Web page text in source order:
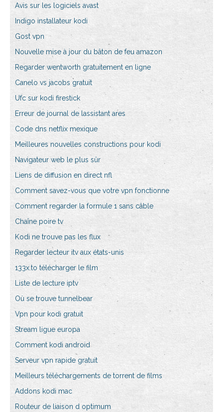
Avis sur les logiciels avast
Indigo installateur kodi
Gost vpn
Nouvelle mise à jour du bâton de feu amazon
Regarder wentworth gratuitement en ligne
Canelo vs jacobs gratuit
Ufc sur kodi firestick
Erreur de journal de lassistant ares
Code dns netflix mexique
Meilleures nouvelles constructions pour kodi
Navigateur web le plus sûr
Liens de diffusion en direct nfl
Comment savez-vous que votre vpn fonctionne
Comment regarder la formule 1 sans câble
Chaîne poire tv
Kodi ne trouve pas les flux
Regarder lecteur itv aux états-unis
133x.to télécharger le film
Liste de lecture iptv
Où se trouve tunnelbear
Vpn pour kodi gratuit
Stream ligue europa
Comment kodi android
Serveur vpn rapide gratuit
Meilleurs téléchargements de torrent de films
Addons kodi mac
Routeur de liaison d optimum